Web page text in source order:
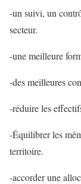
-un suivi, un
secteur.
-une meilleure
-des meilleures
-réduire les
-Équilibrer les
territoire.
-accorder une